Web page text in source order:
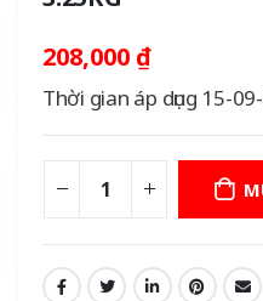
208,000 ₫
Thời gian áp dụng 15-